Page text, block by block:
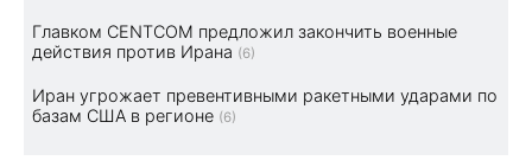
Главком CENTCOM предложил закончить военные
действия против Ирана (6)
Иран угрожает превентивными ракетными ударами по
базам США в регионе (6)